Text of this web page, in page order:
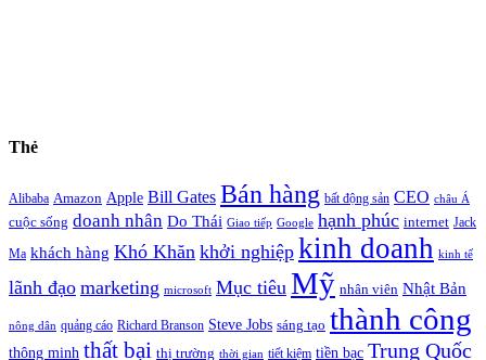
Thẻ
Alibaba Amazon Apple Bill Gates Bán hàng bất động sản CEO châu Á
cuộc sống doanh nhân Do Thái Giao tiếp Google hạnh phúc internet Jack
Ma khách hàng Khó Khăn khởi nghiệp kinh doanh kinh tế
lãnh đạo marketing microsoft Mục tiêu Mỹ nhân viên Nhật Bản
nông dân quảng cáo Richard Branson Steve Jobs sáng tạo thành công
thông minh thất bại thị trường thời gian tiết kiệm tiền bạc Trung Quốc